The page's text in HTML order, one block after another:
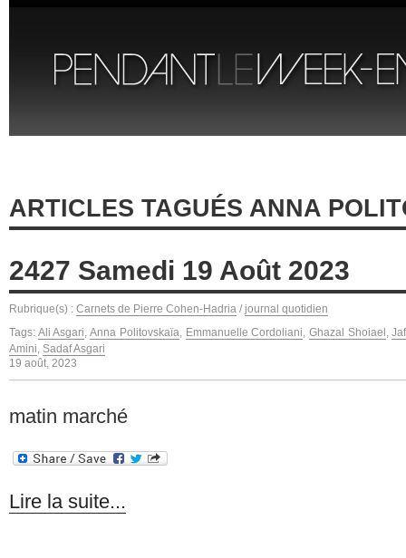
ARTICLES TAGUÉS ANNA
2427 Samedi 19 Août 2023
Rubrique(s) : Carnets de Pierre Cohen-Hadria / journal quotidien
Tags: Ali Asgari,Anna Politovskaïa, Emmanuelle Cordoliani,Ghazal Shoiael ,
Amini, Sadaf Asgari
19 août, 2023
matin marché
Lire la suite...